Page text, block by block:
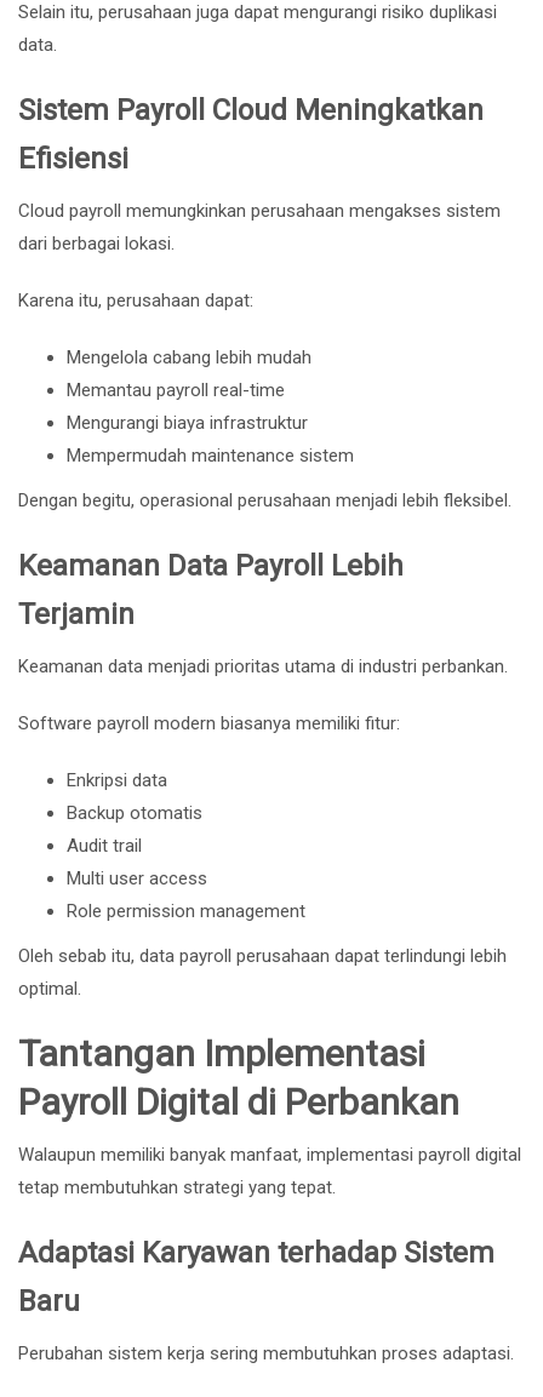
Selain itu, perusahaan juga dapat mengurangi risiko duplikasi
data.
Sistem Payroll Cloud Meningkatkan
Efisiensi
Cloud payroll memungkinkan perusahaan mengakses sistem
dari berbagai lokasi.
Karena itu, perusahaan dapat:
Mengelola cabang lebih mudah
Memantau payroll real-time
Mengurangi biaya infrastruktur
Mempermudah maintenance sistem
Dengan begitu, operasional perusahaan menjadi lebih fleksibel.
Keamanan Data Payroll Lebih
Terjamin
Keamanan data menjadi prioritas utama di industri perbankan.
Software payroll modern biasanya memiliki fitur:
Enkripsi data
Backup otomatis
Audit trail
Multi user access
Role permission management
Oleh sebab itu, data payroll perusahaan dapat terlindungi lebih
optimal.
Tantangan Implementasi
Payroll Digital di Perbankan
Walaupun memiliki banyak manfaat, implementasi payroll digital
tetap membutuhkan strategi yang tepat.
Adaptasi Karyawan terhadap Sistem
Baru
Perubahan sistem kerja sering membutuhkan proses adaptasi.